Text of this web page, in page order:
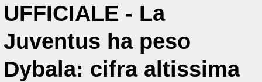
UFFICIALE - La
Juventus ha peso
Dybala: cifra altissima